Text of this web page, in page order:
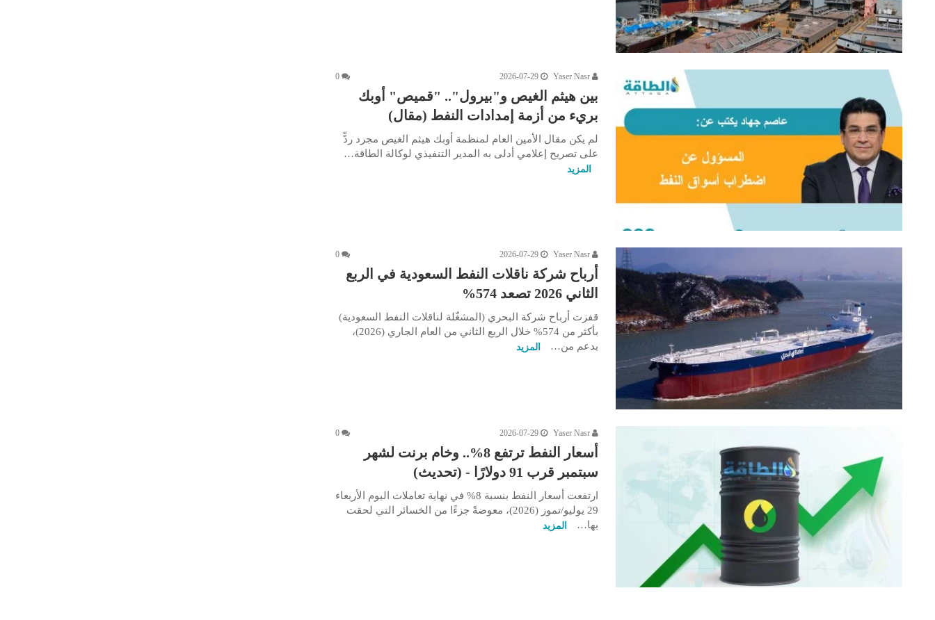
Yaser Nasr
2026-07-29
0
بين هيثم الغيص و"بيرول".. "قميص" أوبك
بريء من أزمة إمدادات النفط (مقال)
لم يكن مقال الأمين العام لمنظمة أوبك هيثم الغيص مجرد ردٍّ
على تصريح إعلامي أدلى به المدير التنفيذي لوكالة الطاقة…
المزيد
Yaser Nasr
2026-07-29
0
أرباح شركة ناقلات النفط السعودية في الربع
الثاني 2026 تصعد 574%
قفزت أرباح شركة البحري (المشغّلة لناقلات النفط السعودية)
بأكثر من 574% خلال الربع الثاني من العام الجاري (2026)،
بدعم من…
المزيد
Yaser Nasr
2026-07-29
0
أسعار النفط ترتفع 8%.. وخام برنت لشهر
سبتمبر قرب 91 دولارًا - (تحديث)
ارتفعت أسعار النفط بنسبة 8% في نهاية تعاملات اليوم الأربعاء
29 يوليو/تموز (2026)، معوضةً جزءًا من الخسائر التي لحقت
بها…
المزيد